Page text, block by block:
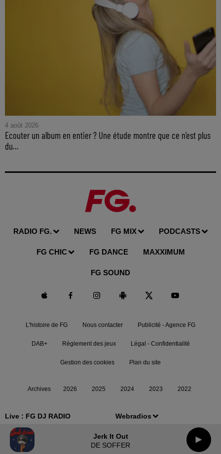
Live : FG DJ RADIO Webradios
Jerk It Out
DE SOFFER
4 août 2026
Ecouter un album en entier ? Une étude montre que ce n’est plus
du...
RADIO FG. NEWS FG MIX PODCASTS
FG CHIC FG DANCE MAXXIMUM
FG SOUND
L'histoire de FG Nous contacter Publicité - Agence FG
DAB+ Règlement des jeux Légal - Confidentialité
Gestion des cookies Plan du site
Archives 2026 2025 2024 2023 2022